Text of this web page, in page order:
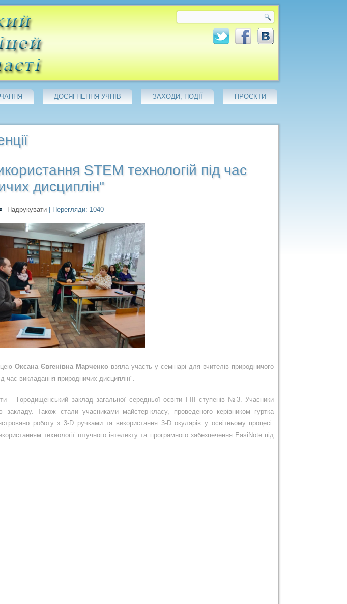
ДОСЯГНЕННЯ УЧНІВ ЗАХОДИ, ПОДІЇ
ПРОЄКТИ
STEM технологій під час
дисциплін"
Надрукувати | Перегляди: 1040
Оксана Євгенівна Марченко взяла участь у семінарі для вчителів природничого
час викладання природничих дисциплін".
– Городищенський заклад загальної середньої освіти І-ІІІ ступенів №3.Учасники
закладу. Також стали учасниками майстер-класу, проведеного керівником гуртка
роботу з 3-Dручками та використання 3-Dокулярів у освітньому процесі.
технології штучного інтелекту та програмного забезпечення EasiNote під